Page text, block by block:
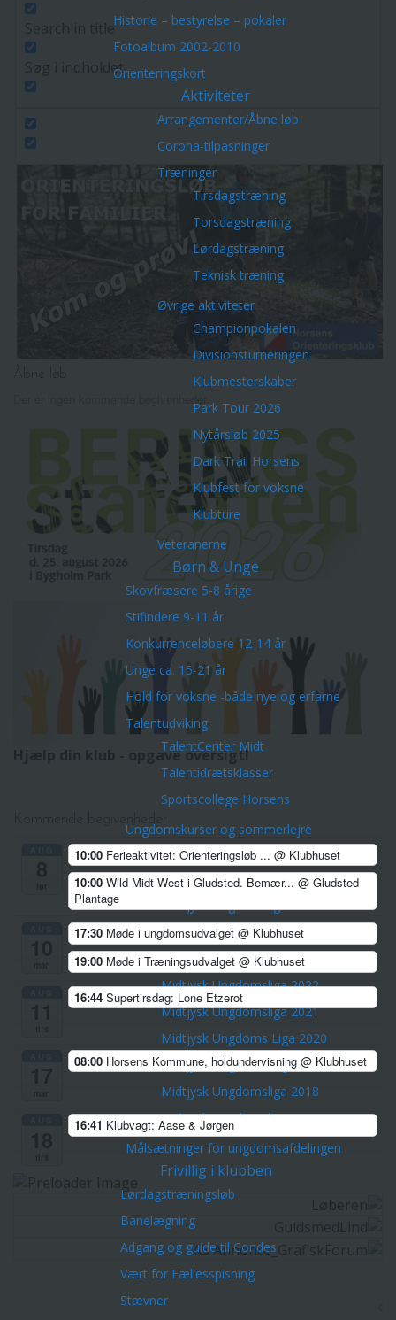
Historie – bestyrelse – pokaler
Fotoalbum 2002-2010
Orienteringskort
Aktiviteter
Arrangementer/Åbne løb
Corona-tilpasninger
Træninger
Tirsdagstræning
Torsdagstræning
Lørdagstræning
Teknisk træning
Øvrige aktiviteter
Championpokalen
Divisionsturneringen
Klubmesterskaber
Park Tour 2026
Nytårsløb 2025
Dark Trail Horsens
Klubfest for voksne
Klubture
Veteranerne
Børn & Unge
Skovfræsere 5-8 årige
Stifindere 9-11 år
Konkurrenceløbere 12-14 år
Unge ca. 15-21 år
Hold for voksne -både nye og erfarne
Talentudviking
TalentCenter Midt
Talentidrætsklasser
Sportscollege Horsens
Ungdomskurser og sommerlejre
Kreds Ungdoms Match
Midtjysk Ungdomsliga 2026
Midtjysk Ungdomsliga 2025
Midtjysk Ungdomsliga 2024
Midtjysk Ungdomsliga 2023
Midtjysk Ungdomsliga 2022
Midtjysk Ungdomsliga 2021
Midtjysk Ungdoms Liga 2020
Midtjysk Ungdoms Liga 2019
Midtjysk Ungdomsliga 2018
Midtjysk Ungdomsliga 2017
Målsætninger for ungdomsafdelingen
Frivillig i klubben
Lørdagstræningsløb
Banelægning
Adgang og guide til Condes
Vært for Fællesspisning
Stævner
Search in title
Søg i indholdet
Hjælp din klub - opgave oversigt!
10:00 Ferieaktivitet: Orienteringsløb ... @ Klubhuset
10:00 Wild Midt West i Gludsted. Bemær... @ Gludsted
Plantage
17:30 Møde i ungdomsudvalget @ Klubhuset
19:00 Møde i Træningsudvalget @ Klubhuset
16:44 Supertirsdag: Lone Etzerot
08:00 Horsens Kommune, holdundervisning @ Klubhuset
16:41 Klubvagt: Aase & Jørgen